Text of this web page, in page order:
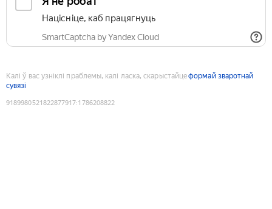
Націсніце, каб працягнуць
SmartCaptcha by Yandex Cloud
Калі ў вас узніклі праблемы, калі ласка, скарыстайцеформай зваротнай
сувязі
9189980521822877917:1786208822